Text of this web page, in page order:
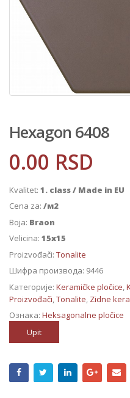
Hexagon 6408
0.00 RSD
Kvalitet: 1. class / Made in EU
Cena za: /м2
Boja: Braon
Velicina: 15x15
Proizvođači: Tonalite
Шифра производа: 9446
Категорије: Keramičke pločice,
Proizvođači,Tonalite, Zidne
Ознака: Heksagonalne pločice
Upit